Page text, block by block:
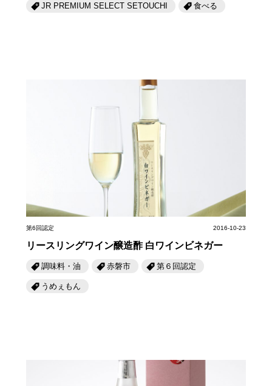
JR PREMIUM SELECT SETOUCHI 食べる
第6回認定 2016-10-23
リースリングワイン醸造酢 白ワインビネガー
調味料・油 赤磐市 第６回認定
うめぇもん